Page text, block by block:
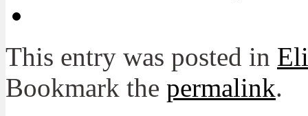
This entry was posted in
Bookmark the permalink.